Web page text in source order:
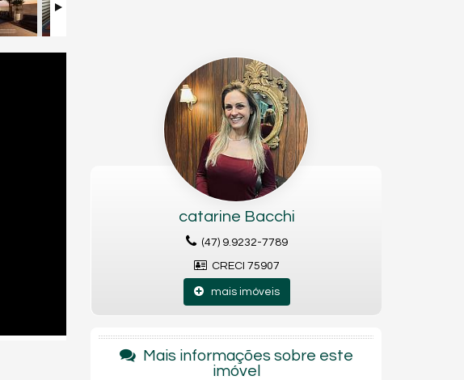
catarine Bacchi
(47) 9.9232-7789
CRECI 75907
mais imóveis
Mais informações sobre este
imóvel